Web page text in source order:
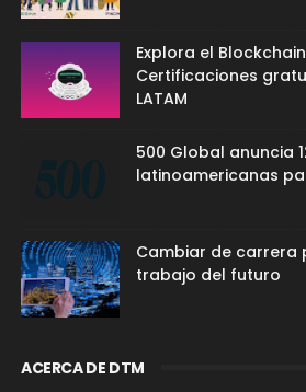
Explora el
Certificaciones
LATAM
500 Global anuncia
latinoamericanas
Cambiar de carrera
trabajo del futuro
ACERCA DE DTM